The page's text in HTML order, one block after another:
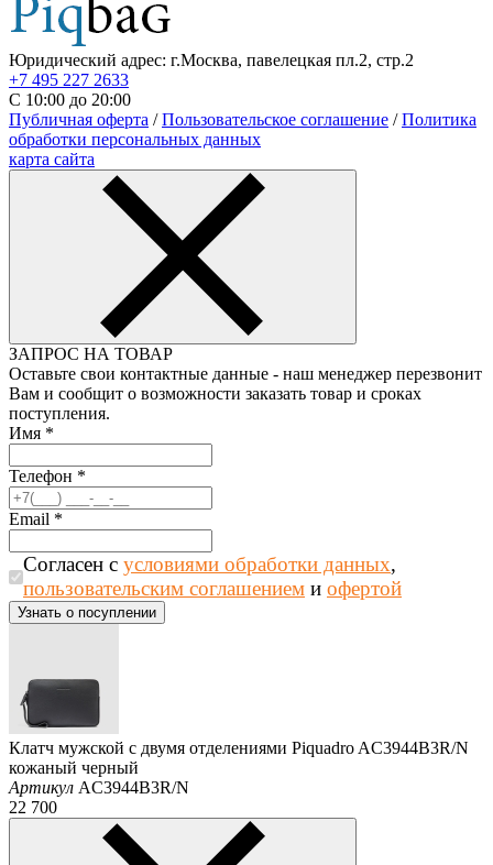
Юридический адрес: г.Москва, павелецкая пл.2, стр.2
+7 495 227 2633
С 10:00 до 20:00
Публичная оферта /Пользовательское соглашение /Политика
обработки персональных данных
карта сайта
ЗАПРОС НА ТОВАР
Оставьте свои контактные данные - наш менеджер перезвонит
Вам и сообщит о возможности заказать товар и сроках
поступления.
Имя *
Телефон *
Email *
Согласен с условиями обработки данных,
пользовательским соглашением и офертой
Клатч мужской с двумя отделениями Piquadro AC3944B3R/N
кожаный черный
Артикул AC3944B3R/N
22 700